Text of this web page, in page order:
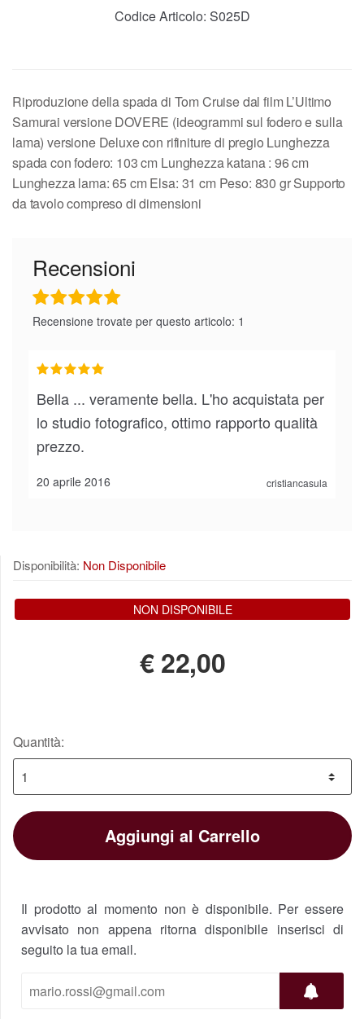
Codice Articolo: S025D
Riproduzione della spada di Tom Cruise dal film L’Ultimo
Samurai versione DOVERE (ideogrammi sul fodero e sulla
lama) versione Deluxe con rifiniture di pregio Lunghezza
spada con fodero: 103 cm Lunghezza katana : 96 cm
Lunghezza lama: 65 cm Elsa: 31 cm Peso: 830 gr Supporto
da tavolo compreso di dimensioni
Recensioni
Recensione trovate per questo articolo: 1
20 aprile 2016 cristiancasula
Bella ... veramente bella. L'ho acquistata per
lo studio fotografico, ottimo rapporto qualità
prezzo.
Disponibilità: Non Disponibile
NON DISPONIBILE
€22,00
Quantità:
Aggiungi al Carrello
Il prodotto al momento non è disponibile. Per essere
avvisato non appena ritorna disponibile inserisci di
seguito la tua email.